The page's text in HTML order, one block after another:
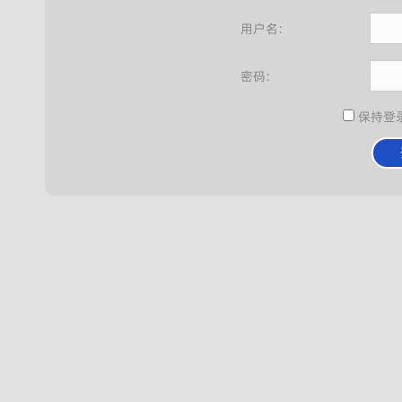
用户名:
密码:
保持登